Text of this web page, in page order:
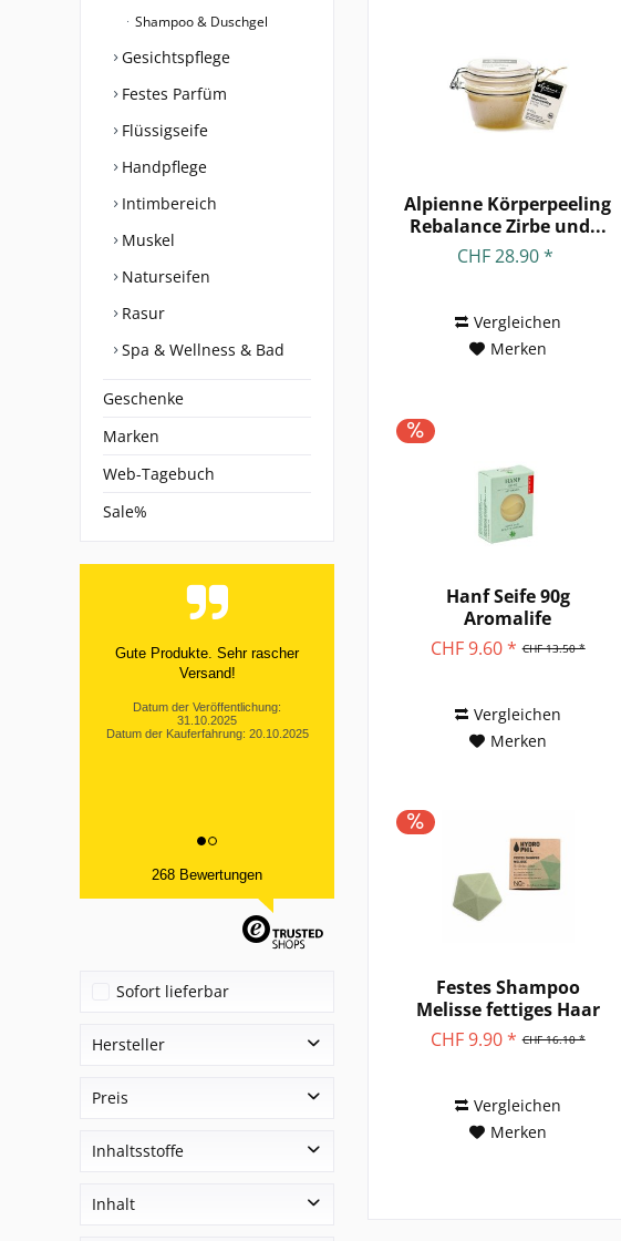
Shampoo & Duschgel
Gesichtspflege
Festes Parfüm
Flüssigseife
Handpflege
Intimbereich
Muskel
Naturseifen
Rasur
Spa & Wellness & Bad
Geschenke
Marken
Web-Tagebuch
Sale%
Gute Produkte. Sehr rascher
Versand!
Datum der Veröffentlichung:
31.10.2025
Datum der Kauferfahrung: 20.10.2025
268 Bewertungen
Sofort lieferbar
Hersteller
Apiscura
Dr. Bronners
Fair Squared
Preis
Inhaltsstoffe
Apfel
Inhalt
Alpienne Körperpeeling
Rebalance Zirbe und...
CHF 28.90 *
Vergleichen
Merken
Hanf Seife 90g
Aromalife
CHF 13.50 *
CHF 9.60 *
Vergleichen
Merken
Festes Shampoo
Melisse fettiges Haar
Hydro PhilCHF 16.10 *
CHF 9.90 *
Vergleichen
Merken